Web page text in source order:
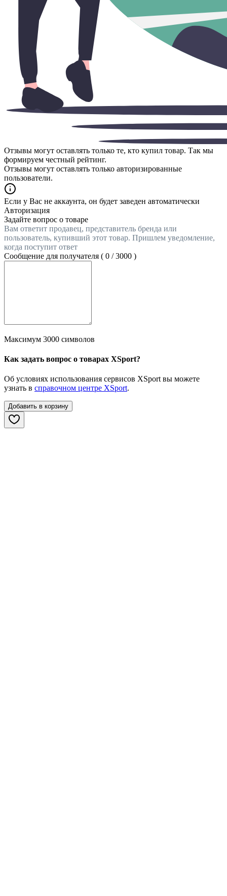
Отзывы могут оставлять только те, кто купил товар. Так мы
формируем честный рейтинг.
Отзывы могут оставлять только авторизированные
пользователи.
Если у Вас не аккаунта, он будет заведен автоматически
Авторизация
Задайте вопрос о товаре
Вам ответит продавец, представитель бренда или
пользователь, купивший этот товар. Пришлем уведомление,
когда поступит ответ
Сообщение для получателя ( 0 /3000 )
Максимум 3000 символов
Как задать вопрос о товарах XSport?
Об условиях использования сервисов XSport вы можете
узнать в справочном центре XSport.
Добавить в корзину